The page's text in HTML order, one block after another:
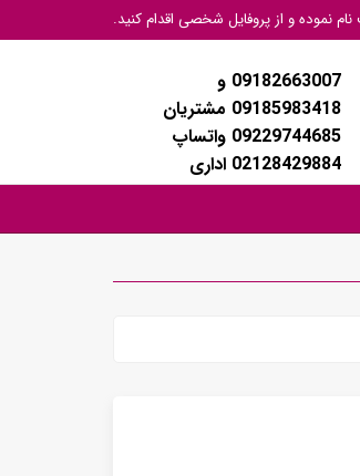
نموده و از پروفایل شخصی اقدام کنید.
09182663007 و
09185983418 مشتریان
09229744685 واتساپ
02128429884 اداری